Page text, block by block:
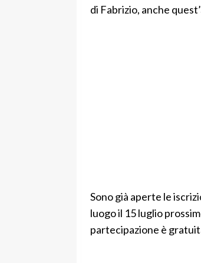
di Fabrizio, anche
Sono già aperte le
luogo il 15 luglio
partecipazione è